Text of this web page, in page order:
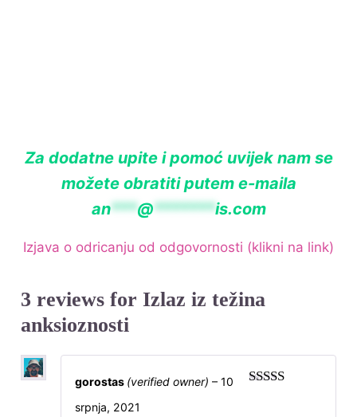
Za dodatne upite i pomoć uvijek nam se
možete obratiti putem e-maila
an***@*******is.com
Izjava o odricanju od odgovornosti (klikni na link)
3 reviews for Izlaz iz težina
anksioznosti
gorostas (verified owner) – 10
srpnja, 2021